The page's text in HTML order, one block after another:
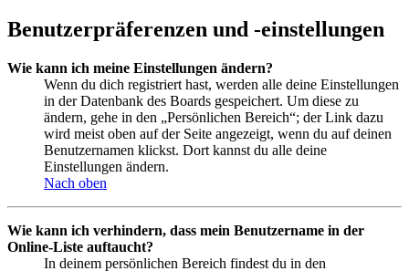
Benutzerpräferenzen und -einstellungen
Wie kann ich meine Einstellungen ändern?
Wenn du dich registriert hast, werden alle deine Einstellungen
in der Datenbank des Boards gespeichert. Um diese zu
ändern, gehe in den „Persönlichen Bereich“; der Link dazu
wird meist oben auf der Seite angezeigt, wenn du auf deinen
Benutzernamen klickst. Dort kannst du alle deine
Einstellungen ändern.
Nach oben
Wie kann ich verhindern, dass mein Benutzername in der
Online-Liste auftaucht?
In deinem persönlichen Bereich findest du in den